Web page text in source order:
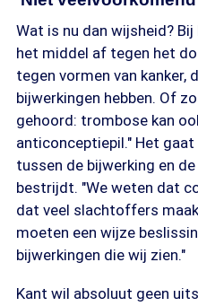
Wat is nu dan wijsheid?
het middel af tegen het
tegen vormen van kanker,
bijwerkingen hebben. Of
gehoord: trombose kan
anticonceptiepil." Het
tussen de bijwerking en
bestrijdt. "We weten dat
dat veel slachtoffers
moeten een wijze
bijwerkingen die wij zien."
Kant wil absoluut geen